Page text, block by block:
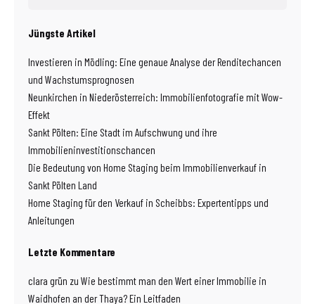
Jüngste Artikel
Investieren in Mödling: Eine genaue Analyse der Renditechancen
und Wachstumsprognosen
Neunkirchen in Niederösterreich: Immobilienfotografie mit Wow-
Effekt
Sankt Pölten: Eine Stadt im Aufschwung und ihre
Immobilieninvestitionschancen
Die Bedeutung von Home Staging beim Immobilienverkauf in
Sankt Pölten Land
Home Staging für den Verkauf in Scheibbs: Expertentipps und
Anleitungen
Letzte Kommentare
clara grün zu Wie bestimmt man den Wert einer Immobilie in
Waidhofen an der Thaya? Ein Leitfaden